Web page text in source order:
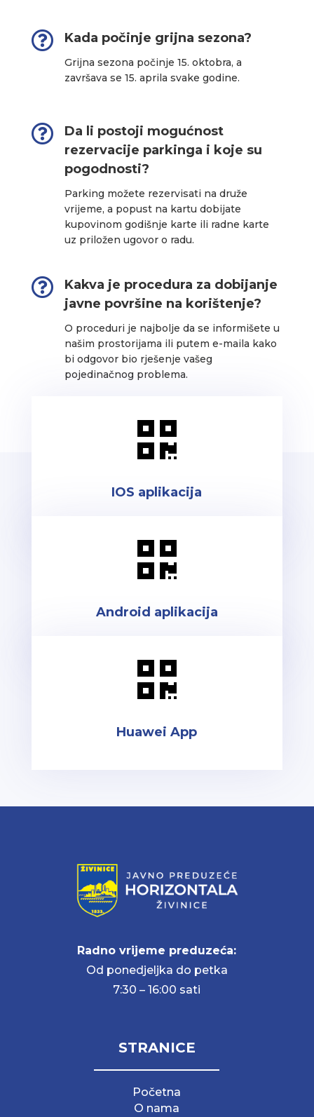
 Kada počinje grijna sezona?
Grijna sezona počinje 15. oktobra, a
završava se 15. aprila svake godine.

Da li postoji mogućnost
rezervacije parkinga i koje su
pogodnosti?
Parking možete rezervisati na druže
vrijeme, a popust na kartu dobijate
kupovinom godišnje karte ili radne karte
uz priložen ugovor o radu.

Kakva je procedura za dobijanje
javne površine na korištenje?
O proceduri je najbolje da se informišete u
našim prostorijama ili putem e-maila kako
bi odgovor bio rješenje vašeg
pojedinačnog problema.

IOS aplikacija

Android aplikacija

Huawei App
Radno vrijeme preduzeća:
Od ponedjeljka do petka
7:30 – 16:00 sati
STRANICE
Početna
O nama